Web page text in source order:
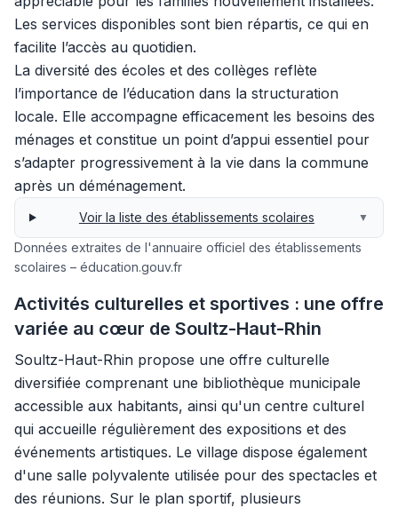
Les services disponibles sont bien répartis, ce qui en
facilite l’accès au quotidien.
La diversité des écoles et des collèges reflète
l’importance de l’éducation dans la structuration
locale. Elle accompagne efficacement les besoins des
ménages et constitue un point d’appui essentiel pour
s’adapter progressivement à la vie dans la commune
après un déménagement.
Voir la liste des établissements scolaires ▼
Données extraites de l'annuaire officiel des établissements
scolaires – éducation.gouv.fr
Activités culturelles et sportives : une offre
variée au cœur de Soultz-Haut-Rhin
Soultz-Haut-Rhin propose une offre culturelle
diversifiée comprenant une bibliothèque municipale
accessible aux habitants, ainsi qu'un centre culturel
qui accueille régulièrement des expositions et des
événements artistiques. Le village dispose également
d'une salle polyvalente utilisée pour des spectacles et
des réunions. Sur le plan sportif, plusieurs